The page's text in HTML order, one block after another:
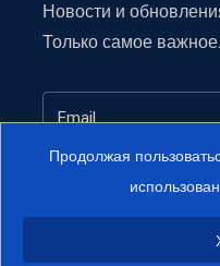
Новости и
Только самое важное.
Продолжая